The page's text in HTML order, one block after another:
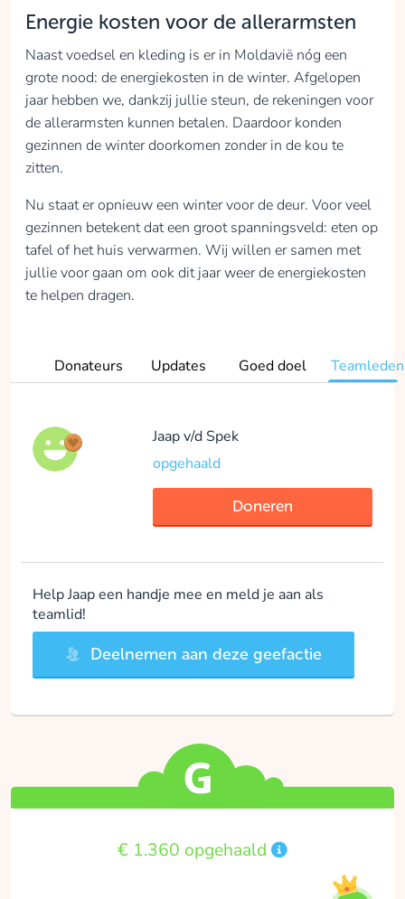
Energie kosten voor de allerarmsten
Naast voedsel en kleding is er in Moldavië nóg een
grote nood: de energiekosten in de winter. Afgelopen
jaar hebben we, dankzij jullie steun, de rekeningen voor
de allerarmsten kunnen betalen. Daardoor konden
gezinnen de winter doorkomen zonder in de kou te
zitten.
Nu staat er opnieuw een winter voor de deur. Voor veel
gezinnen betekent dat een groot spanningsveld: eten op
tafel of het huis verwarmen. Wij willen er samen met
jullie voor gaan om ook dit jaar weer de energiekosten
te helpen dragen.
Donateurs Updates Goed doel Teamleden
Jaap v/d Spek
opgehaald
Doneren
Help Jaap een handje mee en meld je aan als
teamlid!
Deelnemen aan deze geefactie
€ 1.360 opgehaald